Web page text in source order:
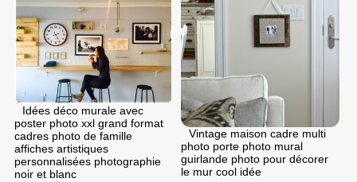
Vintage maison cadre multi
photo porte photo mural
guirlande photo pour décorer
le mur cool idée
Idées déco murale avec
poster photo xxl grand format
cadres photo de famille
affiches artistiques
personnalisées photographie
noir et blanc